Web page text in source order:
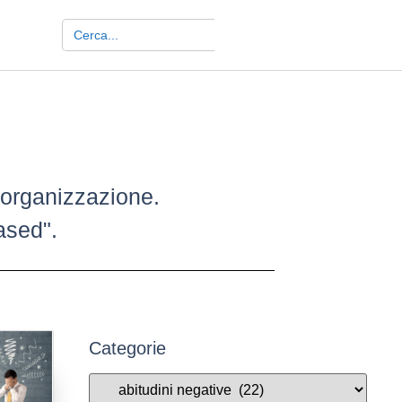
Search
for:
Search Button
Categorie